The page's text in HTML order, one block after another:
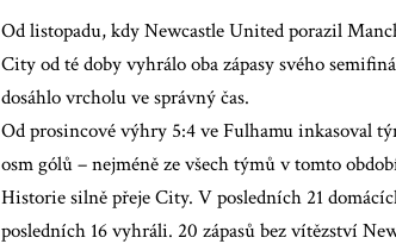
Od listopadu, kdy Newcastle United porazil
City od té doby vyhrálo oba zápasy svého
dosáhlo vrcholu ve správný čas.
Od prosincové výhry 5:4 ve Fulhamu inkasoval
osm gólů – nejméně ze všech týmů v tomto
Historie silně přeje City. V posledních 21
posledních 16 vyhráli. 20 zápasů bez vítězství